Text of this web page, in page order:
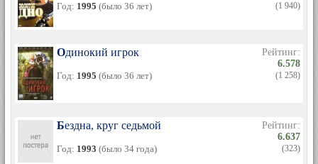
Год: 1995 (было 36 лет) (1 940)
Одинокий игрок
Год: 1995 (было 36 лет)
Рейтинг:
6.578
(1 258)
Бездна, круг седьмой
Год: 1993 (было 34 года)
Рейтинг:
6.637
(323)